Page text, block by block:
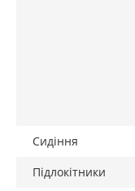
Сидіння
Підлокітники